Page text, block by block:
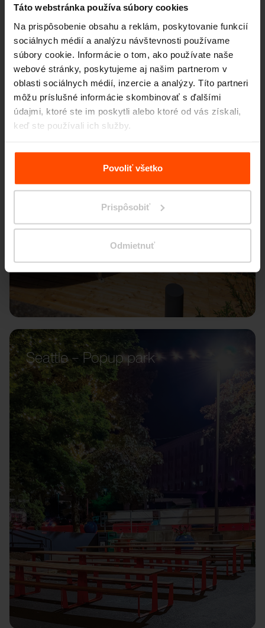
Táto webstránka používa súbory cookies
Na prispôsobenie obsahu a reklám, poskytovanie funkcií
sociálnych médií a analýzu návštevnosti používame
súbory cookie. Informácie o tom, ako používate naše
webové stránky, poskytujeme aj našim partnerom v
oblasti sociálnych médií, inzercie a analýzy. Títo partneri
môžu príslušné informácie skombinovať s ďalšími
údajmi, ktoré ste im poskytli alebo ktoré od vás získali,
keď ste používali ich služby.
Viac informácií nájdete na stránkeZásady zpracování
Povoliť všetko
Prispôsobiť
Odmietnuť
Wien – Donauterasse
Seattle – Popup park